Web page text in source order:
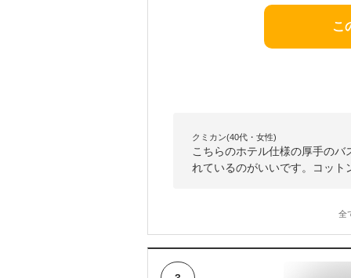
こ
クミカン(40代・女性)
こちらのホテル仕様の厚手の
れているのがいいです。コッ
全